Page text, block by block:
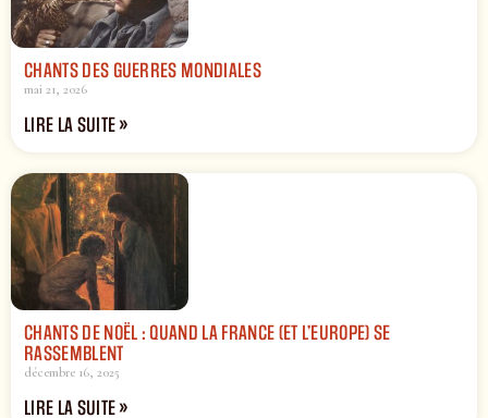
CHANTS DES GUERRES MONDIALES
mai 21, 2026
LIRE LA SUITE »
CHANTS DE NOËL : QUAND LA FRANCE (ET L’EUROPE) SE
RASSEMBLENT
décembre 16, 2025
LIRE LA SUITE »